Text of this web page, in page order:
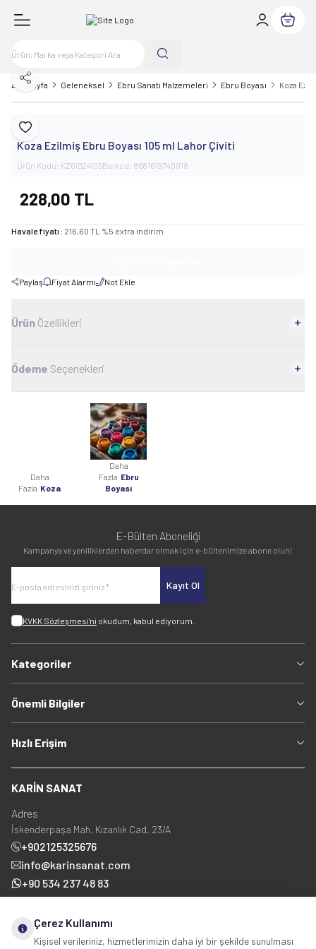
Sepetim
Ana Sayfa Geleneksel Ebru Sanatı Malzemeleri Ebru Boyası Koza
Favoriye Ekle
Paylaş
Koza
Koza Ezilmiş Ebru Boyası 105 ml Lahor Çiviti
Ürün Kodu: KZ61024105Barkod: 8681619740918
228,00 TL
Havale fiyatı : 216,60 TL %5 extra indirim
Paylaş Fiyat Alarmı Not Ekle
Ürün Özellikleri
Ödeme Seçenekleri
Daha
Fazla Koza
Daha
Fazla Ebru
Boyası
E-Bülten Aboneliği
Kampanya ve yeniliklerden haberdar olmak için e-bültenimize abone olun!
Kayıt Ol
KVKK Sözleşmesi'ni okudum, kabul ediyorum.
Kategoriler
Önemli Bilgiler
Hızlı Erişim
KARİN SANAT
Adres
İskenderpaşa Mah. Kızanlık Cad. 23/A
+902125325676
info@karinsanat.com
+90 534 237 48 83
Çerez Kullanımı
Kişisel verileriniz, hizmetlerimizin daha iyi bir şekilde sunulması